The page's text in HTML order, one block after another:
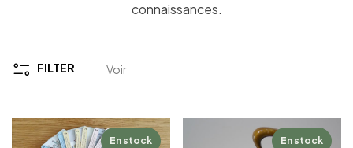
connaissances.
FILTER Voir
En stock En stock